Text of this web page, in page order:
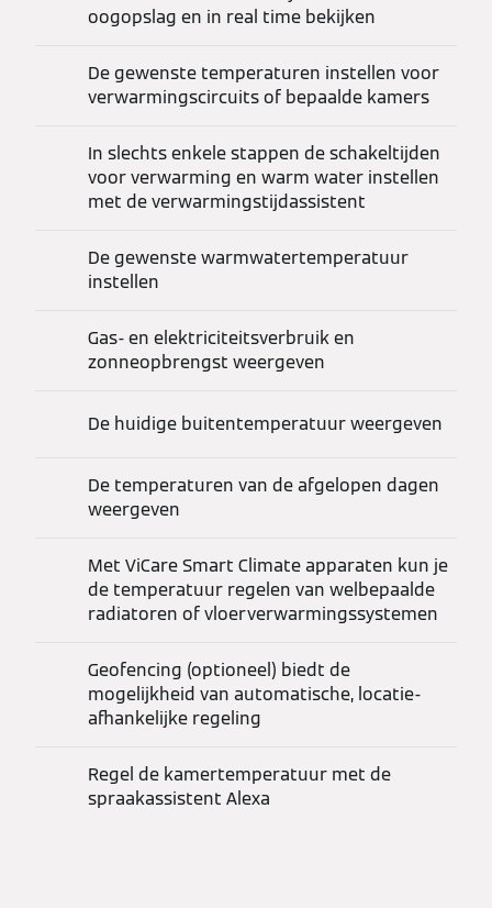
oogopslag en in real time bekijken
De gewenste temperaturen instellen voor
verwarmingscircuits of bepaalde kamers
In slechts enkele stappen de schakeltijden
voor verwarming en warm water instellen
met de verwarmingstijdassistent
De gewenste warmwatertemperatuur
instellen
Gas- en elektriciteitsverbruik en
zonneopbrengst weergeven
De huidige buitentemperatuur weergeven
De temperaturen van de afgelopen dagen
weergeven
Met ViCare Smart Climate apparaten kun je
de temperatuur regelen van welbepaalde
radiatoren of vloerverwarmingssystemen
Geofencing (optioneel) biedt de
mogelijkheid van automatische, locatie-
afhankelijke regeling
Regel de kamertemperatuur met de
spraakassistent Alexa